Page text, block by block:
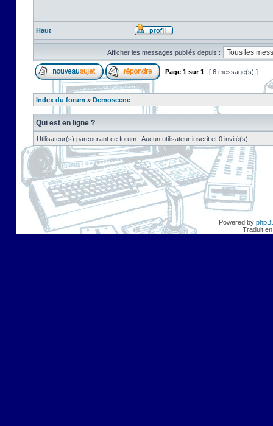
Haut
Afficher les messages publiés depuis :
Page 1 sur1 [ 6 message(s) ]
Index du forum » Demoscene
Qui est en ligne ?
Utilisateur(s) parcourant ce forum : Aucun utilisateur inscrit et 0 invité(s)
Powered by
Traduit